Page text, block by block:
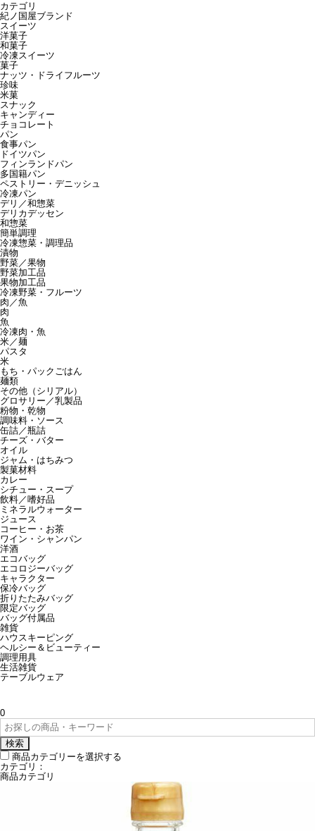
カテゴリ
紀ノ国屋ブランド
スイーツ
洋菓子
和菓子
冷凍スイーツ
菓子
ナッツ・ドライフルーツ
珍味
米菓
スナック
キャンディー
チョコレート
パン
食事パン
ドイツパン
フィンランドパン
多国籍パン
ペストリー・デニッシュ
冷凍パン
デリ／和惣菜
デリカデッセン
和惣菜
簡単調理
冷凍惣菜・調理品
漬物
野菜／果物
野菜加工品
果物加工品
冷凍野菜・フルーツ
肉／魚
肉
魚
冷凍肉・魚
米／麺
パスタ
米
もち・パックごはん
麺類
その他（シリアル）
グロサリー／乳製品
粉物・乾物
調味料・ソース
缶詰／瓶詰
チーズ・バター
オイル
ジャム・はちみつ
製菓材料
カレー
シチュー・スープ
飲料／嗜好品
ミネラルウォーター
ジュース
コーヒー・お茶
ワイン・シャンパン
洋酒
エコバッグ
エコロジーバッグ
キャラクター
保冷バッグ
折りたたみバッグ
限定バッグ
バッグ付属品
雑貨
ハウスキーピング
ヘルシー＆ビューティー
調理用具
生活雑貨
テーブルウェア
0
検索
商品カテゴリーを選択する
カテゴリ：
商品カテゴリ